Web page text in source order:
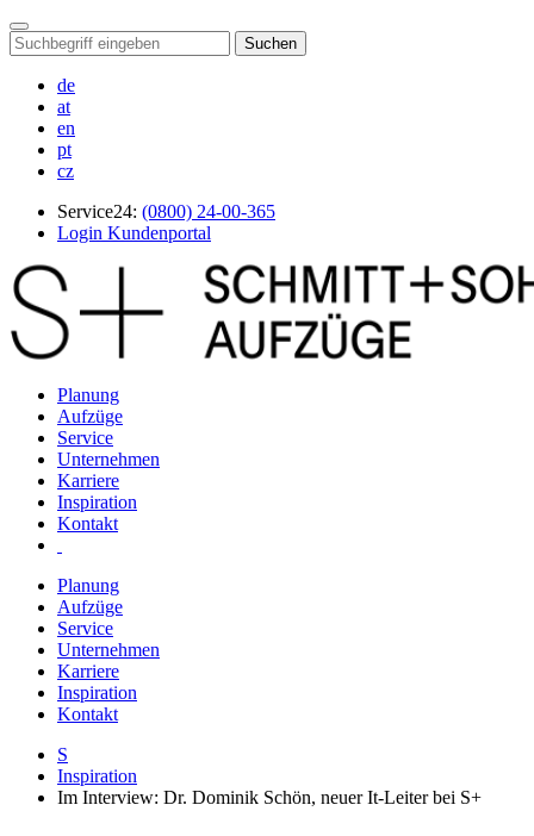
Suchen
de
at
en
pt
cz
Service24: (0800) 24-00-365
Login Kundenportal
Planung
Aufzüge
Service
Unternehmen
Karriere
Inspiration
Kontakt
Planung
Aufzüge
Service
Unternehmen
Karriere
Inspiration
Kontakt
S
Inspiration
Im Interview: Dr. Dominik Schön, neuer It-Leiter bei S+